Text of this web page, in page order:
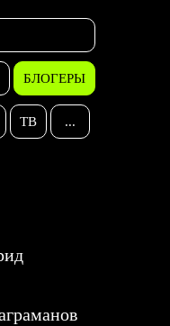
БЛОГЕРЫ
ТВ ...